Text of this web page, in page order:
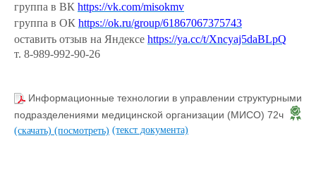
группа в ВК https://vk.com/misokmv
группа в ОК https://ok.ru/group/61867067375743
оставить отзыв на Яндексе https://ya.cc/t/Xncyaj5daBLpQ
т. 8-989-992-90-26
Информационные технологии в управлении структурными
подразделениями медицинской организации (МИСО) 72ч
(скачать) (посмотреть) (текст документа)